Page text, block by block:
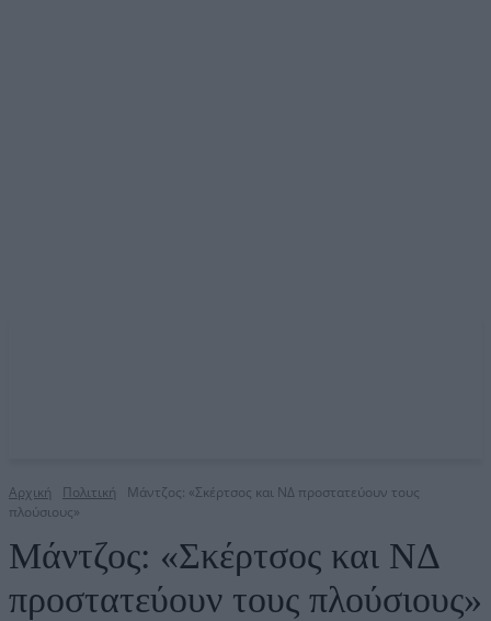
Αρχική Πολιτική
Μάντζος: «Σκέρτσος και ΝΔ προστατεύουν τους
πλούσιους»
Μάντζος: «Σκέρτσος και ΝΔ
προστατεύουν τους πλούσιους»